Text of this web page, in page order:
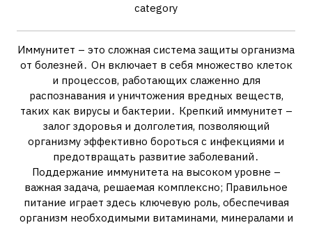
category
Иммунитет – это сложная система защиты организма
от болезней․ Он включает в себя множество клеток
и процессов, работающих слаженно для
распознавания и уничтожения вредных веществ,
таких как вирусы и бактерии․ Крепкий иммунитет –
залог здоровья и долголетия, позволяющий
организму эффективно бороться с инфекциями и
предотвращать развитие заболеваний․
Поддержание иммунитета на высоком уровне –
важная задача, решаемая комплексно; Правильное
питание играет здесь ключевую роль, обеспечивая
организм необходимыми витаминами, минералами и